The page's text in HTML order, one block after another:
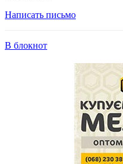
Написать письмо
В блокнот